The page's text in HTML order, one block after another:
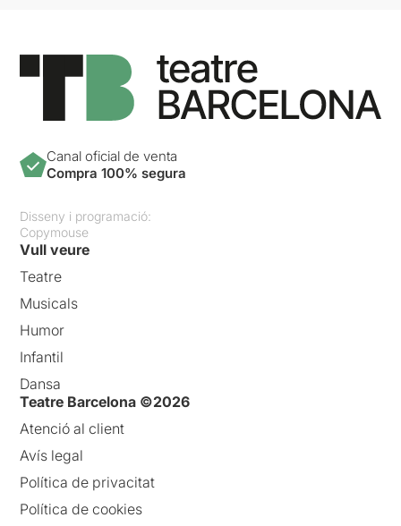
Canal oficial de venta
Compra 100% segura
Disseny i programació:
Copymouse
Vull veure
Teatre
Musicals
Humor
Infantil
Dansa
Teatre Barcelona ©2026
Atenció al client
Avís legal
Política de privacitat
Política de cookies